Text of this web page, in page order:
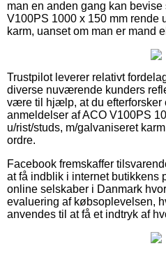
man en anden gang kan
V100PS 1000 x 150 mm rende
karm, uanset om man er mand
Trustpilot leverer relativt
diverse nuværende kunders
være til hjælp, at du efterforsker
anmeldelser af ACO V100PS
u/rist/studs, m/galvaniseret
ordre.
Facebook fremskaffer
at få indblik i internet butikkens
online selskaber i Danmark
evaluering af købsoplevelsen,
anvendes til at få et indtryk af